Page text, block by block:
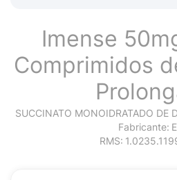
Imense
Comprimidos
SUCCINATO MONOIDRATADO DE
Fabricante:
RMS: